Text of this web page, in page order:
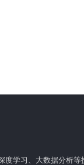
度学习、大数据分析